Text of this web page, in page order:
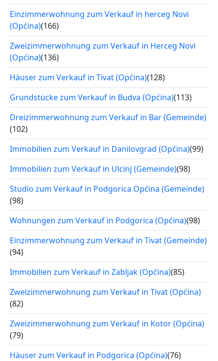
Einzimmerwohnung zum Verkauf in herceg Novi
(Općina)(166)
Zweizimmerwohnung zum Verkauf in Herceg Novi
(Općina)(136)
Häuser zum Verkauf in Tivat (Općina)(128)
Grundstücke zum Verkauf in Budva (Općina)(113)
Dreizimmerwohnung zum Verkauf in Bar (Gemeinde)
(102)
Immobilien zum Verkauf in Danilovgrad (Općina)(99)
Immobilien zum Verkauf in Ulcinj (Gemeinde)(98)
Studio zum Verkauf in Podgorica Općina (Gemeinde)
(98)
Wohnungen zum Verkauf in Podgorica (Općina)(98)
Einzimmerwohnung zum Verkauf in Tivat (Gemeinde)
(94)
Immobilien zum Verkauf in Zabljak (Općina)(85)
Zweizimmerwohnung zum Verkauf in Tivat (Općina)
(82)
Zweizimmerwohnung zum Verkauf in Kotor (Općina)
(79)
Häuser zum Verkauf in Podgorica (Općina)(76)